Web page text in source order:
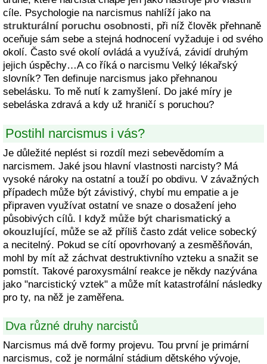
cíle. Psychologie na narcismus nahlíží jako na
strukturální poruchu osobnosti, při níž člověk přehnaně
oceňuje sám sebe a stejná hodnocení vyžaduje i od svého
okolí. Často své okolí ovládá a využívá, závidí druhým
jejich úspěchy…A co říká o narcismu Velký lékařský
slovník? Ten definuje narcismus jako přehnanou
sebelásku. To mě nutí k zamyšlení. Do jaké míry je
sebeláska zdravá a kdy už hraničí s poruchou?
Postihl narcismus i vás?
Je důležité neplést si rozdíl mezi sebevědomím a
narcismem. Jaké jsou hlavní vlastnosti narcisty? Má
vysoké nároky na ostatní a touží po obdivu. V závažných
případech může být závistivý, chybí mu empatie a je
připraven využívat ostatní ve snaze o dosažení jeho
působivých cílů. I když může být charismatický a
okouzlující, může se až příliš často zdát velice sobecký
a necitelný. Pokud se cítí opovrhovaný a zesměšňován,
mohl by mít až záchvat destruktivního vzteku a snažit se
pomstít. Takové paroxysmální reakce je někdy nazývána
jako "narcistický vztek" a může mít katastrofální následky
pro ty, na něž je zaměřena.
Dva různé druhy narcistů
Narcismus má dvě formy projevu. Tou první je primární
narcismus, což je normální stádium dětského vývoje,